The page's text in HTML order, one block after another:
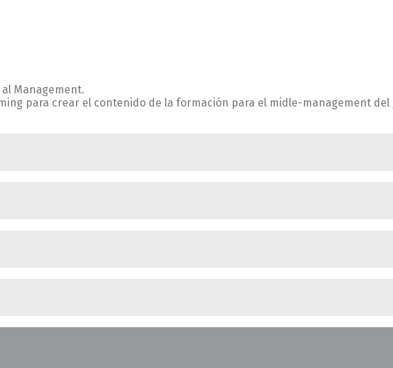
Management.
para crear el contenido de la formación para el midle-management del